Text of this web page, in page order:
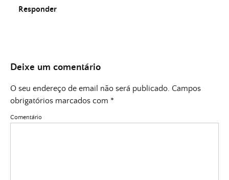
Responder
Deixe um comentário
O seu endereço de email não será publicado. Campos
obrigatórios marcados com *
Comentário